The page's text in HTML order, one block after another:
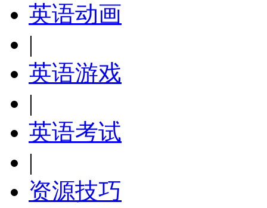
英语动画
|
英语游戏
|
英语考试
|
资源技巧